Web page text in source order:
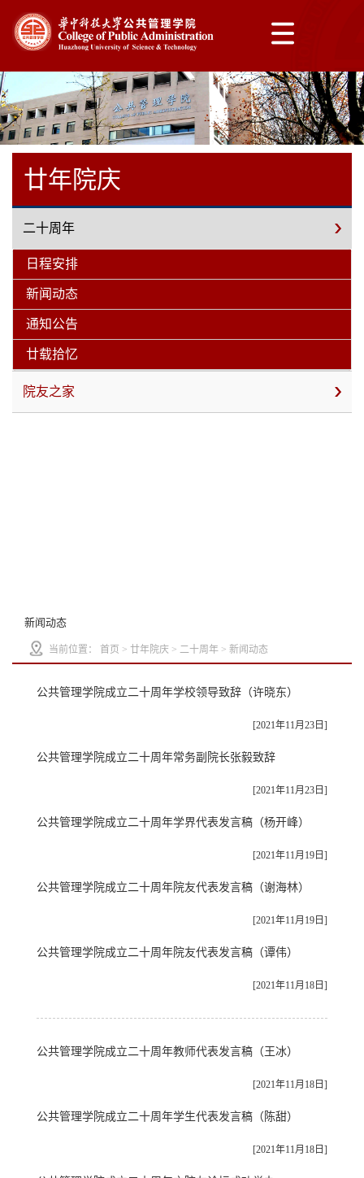
廿年院庆
二十周年
日程安排
新闻动态
通知公告
廿载拾忆
院友之家
新闻动态
当前位置： 首页 > 廿年院庆 > 二十周年 > 新闻动态
公共管理学院成立二十周年学校领导致辞（许晓东）
[2021年11月23日]
公共管理学院成立二十周年常务副院长张毅致辞
[2021年11月23日]
公共管理学院成立二十周年学界代表发言稿（杨开峰）
[2021年11月19日]
公共管理学院成立二十周年院友代表发言稿（谢海林）
[2021年11月19日]
公共管理学院成立二十周年院友代表发言稿（谭伟）
[2021年11月18日]
公共管理学院成立二十周年教师代表发言稿（王冰）
[2021年11月18日]
公共管理学院成立二十周年学生代表发言稿（陈甜）
[2021年11月18日]